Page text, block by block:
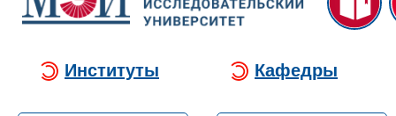
Институты Кафедры